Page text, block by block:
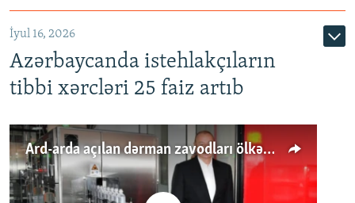
İyul 16, 2026
Azərbaycanda istehlakçıların
tibbi xərcləri 25 faiz artıb
Ard-arda açılan dərman zavodları ölkənin tələbatını ödəyirmi?